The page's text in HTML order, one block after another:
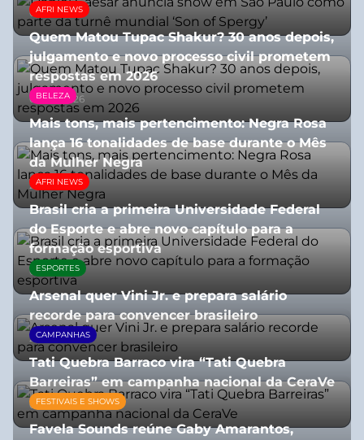
05/08/2026
AFRI NEWS
Quem Matou Tupac Shakur? 30 anos depois,
julgamento e novo processo civil prometem
respostas em 2026
05/08/2026
BELEZA
Mais tons, mais pertencimento: Negra Rosa
lança 16 tonalidades de base durante o Mês
da Mulher Negra
28/07/2026
AFRI NEWS
Brasil cria a primeira Universidade Federal
do Esporte e abre novo capítulo para a
formação esportiva
08/07/2026
ESPORTES
Arsenal quer Vini Jr. e prepara salário
recorde para convencer brasileiro
27/07/2026
CAMPANHAS
Tati Quebra Barraco vira “Tati Quebra
Barreiras” em campanha nacional da CeraVe
08/07/2026
FESTIVAIS E SHOWS
Favela Sounds reúne Gaby Amarantos,